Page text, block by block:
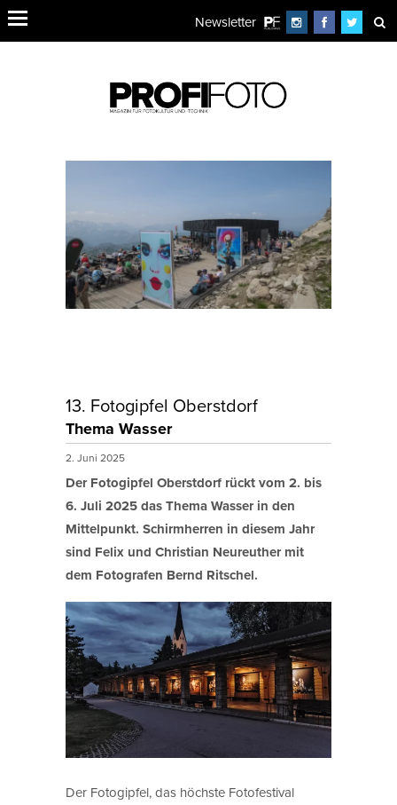
Newsletter
13. Fotogipfel Oberstdorf
Thema Wasser
2. Juni 2025
Der Fotogipfel Oberstdorf rückt vom 2. bis
6. Juli 2025 das Thema Wasser in den
Mittelpunkt. Schirmherren in diesem Jahr
sind Felix und Christian Neureuther mit
dem Fotografen Bernd Ritschel.
Der Fotogipfel, das höchste Fotofestival